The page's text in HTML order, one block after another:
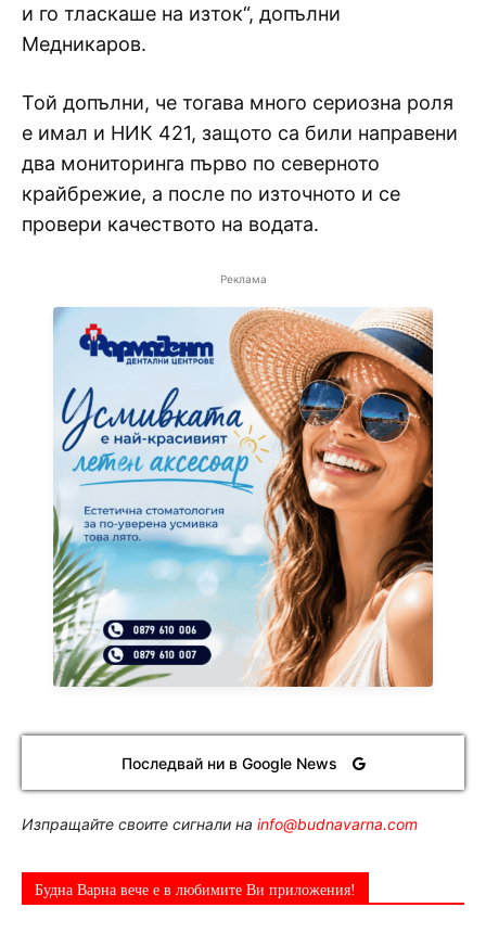
и го тласкаше на изток“, допълни
Медникаров.
Той допълни, че тогава много сериозна роля
е имал и НИК 421, защото са били направени
два мониторинга първо по северното
крайбрежие, а после по източното и се
провери качеството на водата.
Реклама
Последвай ни в Google News
Изпращайте своите сигнали на info@budnavarna.com
Будна Варна вече е в любимите Ви приложения!